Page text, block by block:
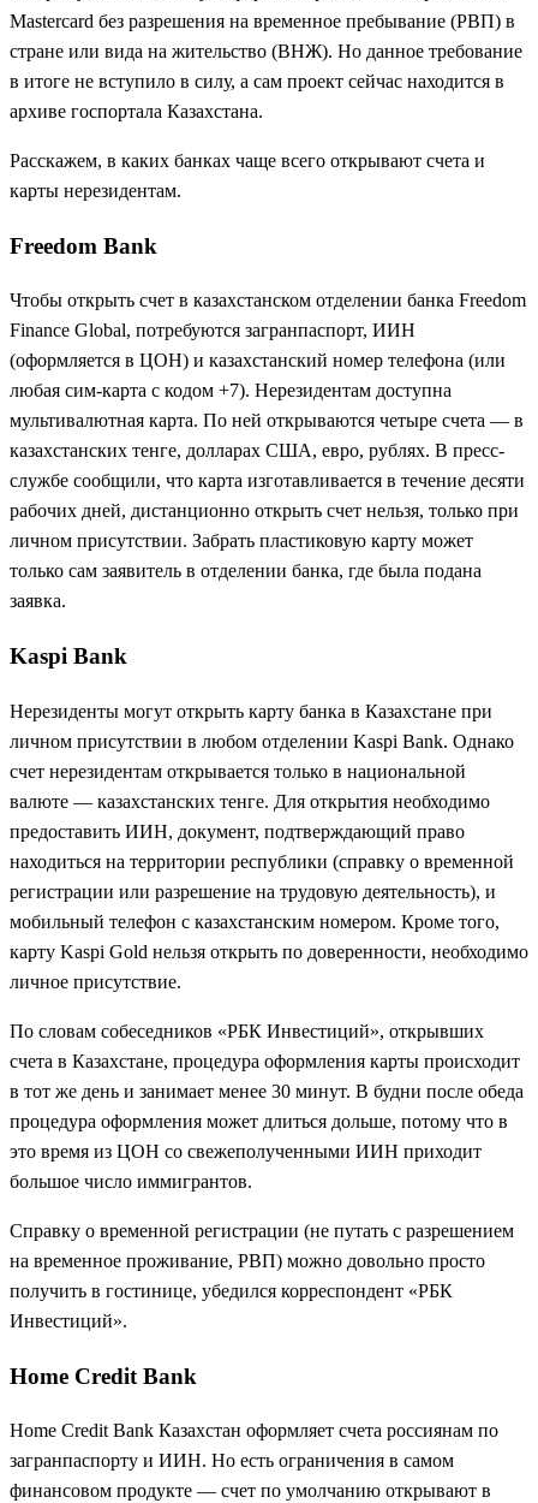
Mastercard без разрешения на временное пребывание (РВП) в
стране или вида на жительство (ВНЖ). Но данное требование
в итоге не вступило в силу, а сам проект сейчас находится в
архиве госпортала Казахстана.
Расскажем, в каких банках чаще всего открывают счета и
карты нерезидентам.
Freedom Bank
Чтобы открыть счет в казахстанском отделении банка Freedom
Finance Global, потребуются загранпаспорт, ИИН
(оформляется в ЦОН) и казахстанский номер телефона (или
любая сим-карта с кодом +7). Нерезидентам доступна
мультивалютная карта. По ней открываются четыре счета — в
казахстанских тенге, долларах США, евро, рублях. В пресс-
службе сообщили, что карта изготавливается в течение десяти
рабочих дней, дистанционно открыть счет нельзя, только при
личном присутствии. Забрать пластиковую карту может
только сам заявитель в отделении банка, где была подана
заявка.
Kaspi Bank
Нерезиденты могут открыть карту банка в Казахстане при
личном присутствии в любом отделении Kaspi Bank. Однако
счет нерезидентам открывается только в национальной
валюте — казахстанских тенге. Для открытия необходимо
предоставить ИИН, документ, подтверждающий право
находиться на территории республики (справку о временной
регистрации или разрешение на трудовую деятельность), и
мобильный телефон с казахстанским номером. Кроме того,
карту Kaspi Gold нельзя открыть по доверенности, необходимо
личное присутствие.
По словам собеседников «РБК Инвестиций», открывших
счета в Казахстане, процедура оформления карты происходит
в тот же день и занимает менее 30 минут. В будни после обеда
процедура оформления может длиться дольше, потому что в
это время из ЦОН со свежеполученными ИИН приходит
большое число иммигрантов.
Справку о временной регистрации (не путать с разрешением
на временное проживание, РВП) можно довольно просто
получить в гостинице, убедился корреспондент «РБК
Инвестиций».
Home Credit Bank
Home Credit Bank Казахстан оформляет счета россиянам по
загранпаспорту и ИИН. Но есть ограничения в самом
финансовом продукте — счет по умолчанию открывают в